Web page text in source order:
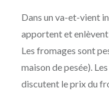
Dans un va-et-vient
apportent et enlèvent
Les fromages sont
maison de pesée).
discutent le prix du